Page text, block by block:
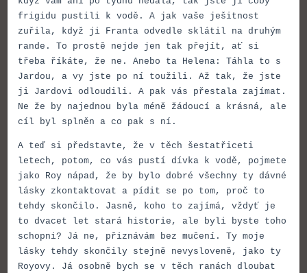
frigidu pustili k vodě. A jak vaše ješitnost
zuřila, když ji Franta odvedle sklátil na druhým
rande. To prostě nejde jen tak přejít, ať si
třeba říkáte, že ne. Anebo ta Helena: Táhla to s
Jardou, a vy jste po ní toužili. Až tak, že jste
ji Jardovi odloudili. A pak vás přestala zajímat.
Ne že by najednou byla méně žádoucí a krásná, ale
cíl byl splněn a co pak s ní.
A teď si představte, že v těch šestatřiceti
letech, potom, co vás pustí dívka k vodě, pojmete
jako Roy nápad, že by bylo dobré všechny ty dávné
lásky zkontaktovat a pídit se po tom, proč to
tehdy skončilo. Jasně, koho to zajímá, vždyť je
to dvacet let stará historie, ale byli byste toho
schopni? Já ne, přiznávám bez mučení. Ty moje
lásky tehdy skončily stejně nevysloveně, jako ty
Royovy. Já osobně bych se v těch ranách dloubat